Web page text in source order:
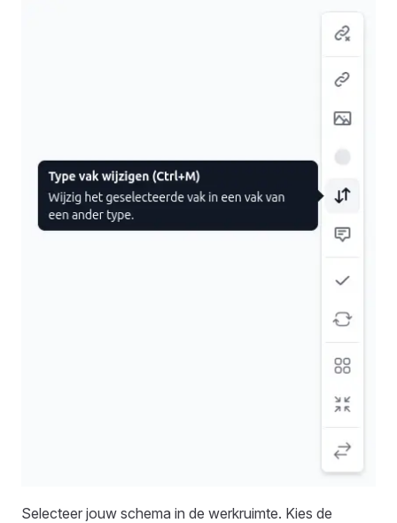
Selecteer jouw schema in de werkruimte. Kies de